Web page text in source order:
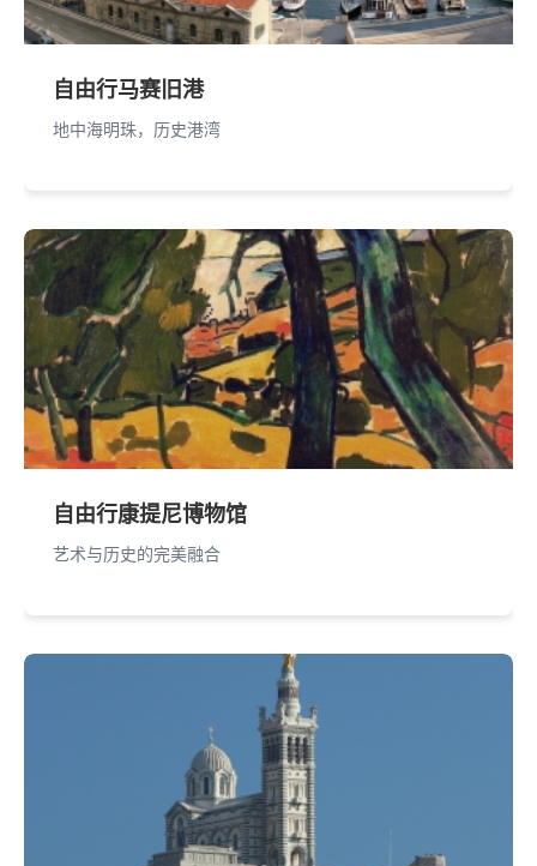
自由行马赛旧港
地中海明珠，历史港湾
自由行康提尼博物馆
艺术与历史的完美融合